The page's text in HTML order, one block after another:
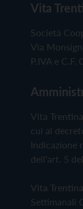
Vita
Società
Via
P.IVA e
Vita
cui al
Indicazione
dell'art. 5
Vita
Settimanali